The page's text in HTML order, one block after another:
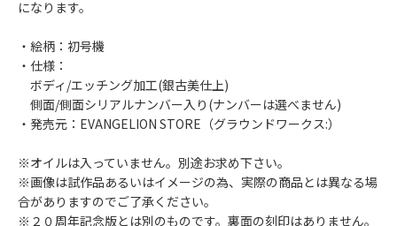
になります。
・絵柄：初号機
・仕様：
ボディ/エッチング加工(銀古美仕上)
側面/側面シリアルナンバー入り(ナンバーは選べません)
・発売元：EVANGELION STORE（グラウンドワークス:）
※オイルは入っていません。別途お求め下さい。
※画像は試作品あるいはイメージの為、実際の商品とは異なる場
合がありますのでご了承ください。
※２０周年記念版とは別のものです。裏面の刻印はありません。